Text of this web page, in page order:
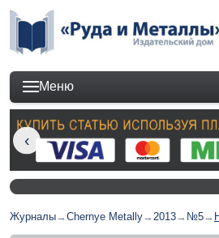
Меню
Журналы→Chernye Metally→2013→ №5→